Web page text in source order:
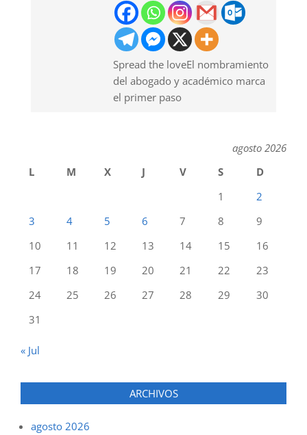
Spread the loveEl nombramiento
del abogado y académico marca
el primer paso
agosto 2026
L
M X J V S
D
1
2
3
4 5 6 7 8
9
10
11 12 13 14 15
16
17
18 19 20 21 22
23
24
25 26 27 28 29
30
31
« Jul
ARCHIVOS
agosto 2026